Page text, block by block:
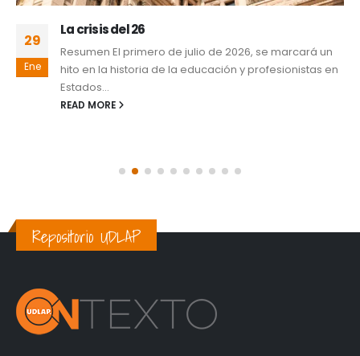
29
Ene
La crisis del 26
Resumen El primero de julio de 2026, se marcará un
hito en la historia de la educación y profesionistas en
Estados...
READ MORE
Repositorio UDLAP